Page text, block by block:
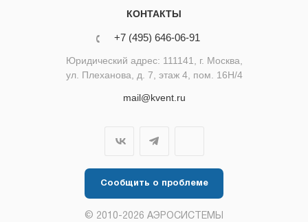
КОНТАКТЫ
+7 (495) 646-06-91
Юридический адрес: 111141, г. Москва,
ул. Плеханова, д. 7, этаж 4, пом. 16Н/4
mail@kvent.ru
Сообщить о проблеме
© 2010-2026 АЭРОСИСТЕМЫ